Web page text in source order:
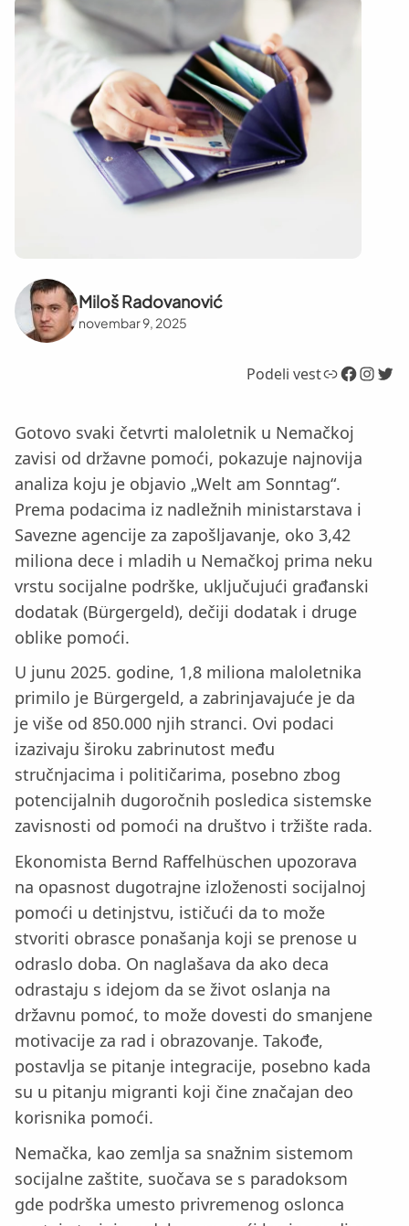
Miloš Radovanović
novembar 9, 2025
Podeli vestLink Facebook InstagramTwitter
Gotovo svaki četvrti maloletnik u Nemačkoj
zavisi od državne pomoći, pokazuje najnovija
analiza koju je objavio „Welt am Sonntag“.
Prema podacima iz nadležnih ministarstava i
Savezne agencije za zapošljavanje, oko 3,42
miliona dece i mladih u Nemačkoj prima neku
vrstu socijalne podrške, uključujući građanski
dodatak (Bürgergeld), dečiji dodatak i druge
oblike pomoći.
U junu 2025. godine, 1,8 miliona maloletnika
primilo je Bürgergeld, a zabrinjavajuće je da
je više od 850.000 njih stranci. Ovi podaci
izazivaju široku zabrinutost među
stručnjacima i političarima, posebno zbog
potencijalnih dugoročnih posledica sistemske
zavisnosti od pomoći na društvo i tržište rada.
Ekonomista Bernd Raffelhüschen upozorava
na opasnost dugotrajne izloženosti socijalnoj
pomoći u detinjstvu, ističući da to može
stvoriti obrasce ponašanja koji se prenose u
odraslo doba. On naglašava da ako deca
odrastaju s idejom da se život oslanja na
državnu pomoć, to može dovesti do smanjene
motivacije za rad i obrazovanje. Takođe,
postavlja se pitanje integracije, posebno kada
su u pitanju migranti koji čine značajan deo
korisnika pomoći.
Nemačka, kao zemlja sa snažnim sistemom
socijalne zaštite, suočava se s paradoksom
gde podrška umesto privremenog oslonca